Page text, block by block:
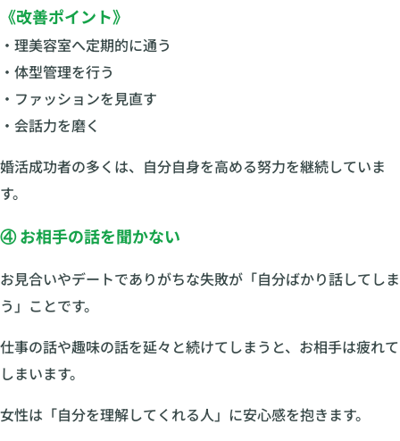
《改善ポイント》
・理美容室へ定期的に通う
・体型管理を行う
・ファッションを見直す
・会話力を磨く
婚活成功者の多くは、自分自身を高める努力を継続していま
す。
④ お相手の話を聞かない
お見合いやデートでありがちな失敗が「自分ばかり話してしま
う」ことです。
仕事の話や趣味の話を延々と続けてしまうと、お相手は疲れて
しまいます。
女性は「自分を理解してくれる人」に安心感を抱きます。